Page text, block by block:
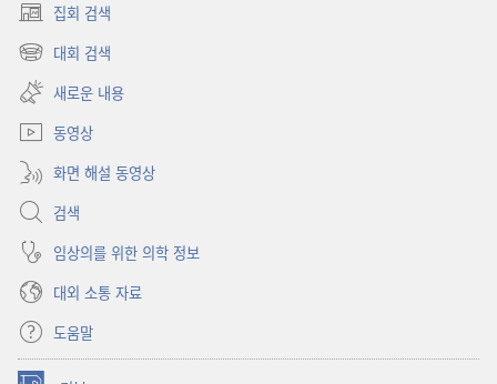
집회 검색
(새로운
창
대회 검색
(새로운
창
열기)
새로운 내용
동영상
화면 해설 동영상
검색
임상의를 위한 의학 정보
대외 소통 자료
도움말